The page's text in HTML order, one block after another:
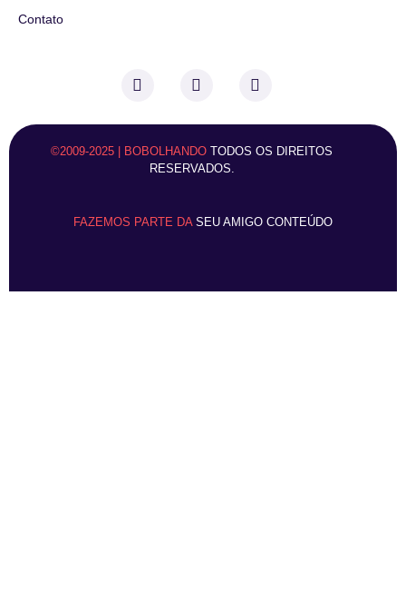
Contato
©2009-2025 | BOBOLHANDO TODOS OS DIREITOS
RESERVADOS.
FAZEMOS PARTE DA SEU AMIGO CONTEÚDO